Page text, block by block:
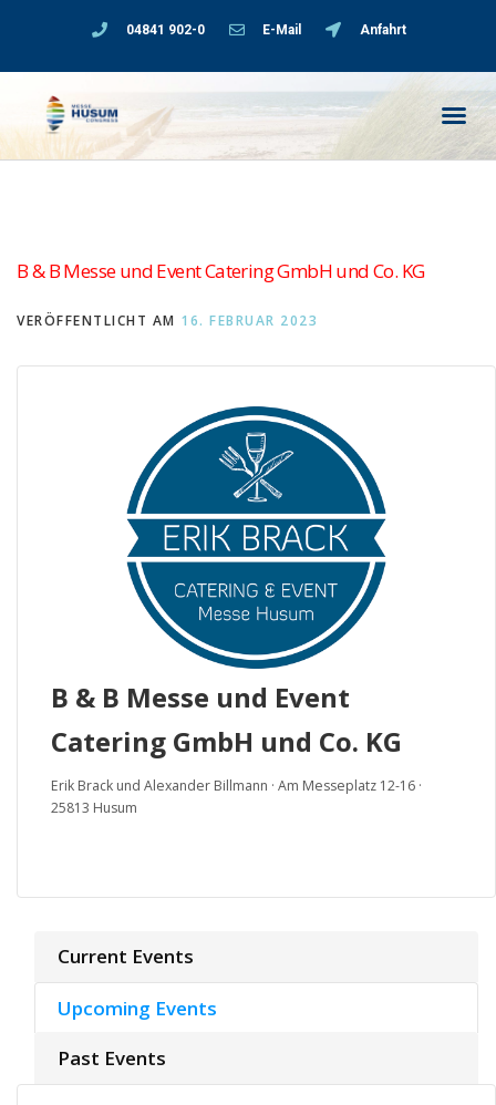
04841 902-0 E-Mail Anfahrt
B & B Messe und Event Catering GmbH und Co. KG
VERÖFFENTLICHT AM 16. FEBRUAR 2023
B & B Messe und Event
Catering GmbH und Co. KG
Erik Brack und Alexander Billmann · Am Messeplatz 12-16 ·
25813 Husum
Current Events
Upcoming Events
Past Events